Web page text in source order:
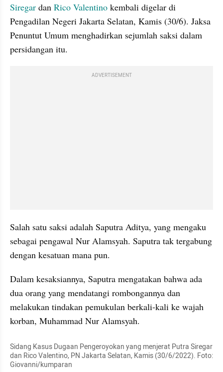
Siregar dan Rico Valentino kembali digelar di
Pengadilan Negeri Jakarta Selatan, Kamis (30/6). Jaksa
Penuntut Umum menghadirkan sejumlah saksi dalam
persidangan itu.
ADVERTISEMENT
Salah satu saksi adalah Saputra Aditya, yang mengaku
sebagai pengawal Nur Alamsyah. Saputra tak tergabung
dengan kesatuan mana pun.
Dalam kesaksiannya, Saputra mengatakan bahwa ada
dua orang yang mendatangi rombongannya dan
melakukan tindakan pemukulan berkali-kali ke wajah
korban, Muhammad Nur Alamsyah.
Sidang Kasus Dugaan Pengeroyokan yang menjerat Putra Siregar
dan Rico Valentino, PN Jakarta Selatan, Kamis (30/6/2022). Foto:
Giovanni/kumparan